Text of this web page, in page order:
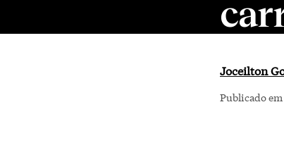
Joceilton
Publicado em